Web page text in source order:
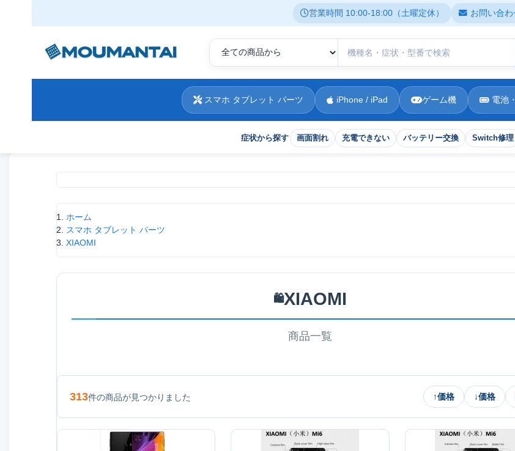
営業時間 10:00-18:00（土曜定休） お問い合わ
症状から探す 画面割れ 充電できない バッテリー交換 Switch修理
スマホ タブレット パーツ iPhone / iPad ゲーム機 電池
現在位置
ホーム
スマホ タブレット パーツ
XIAOMI
🛍️XIAOMI
商品一覧
313件の商品が見つかりました ↑価格 ↓価格